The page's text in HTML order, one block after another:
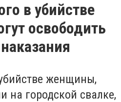
в убийстве
освободить
женщины,
на городской свалке,